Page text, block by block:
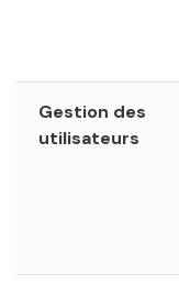
Gestion des
utilisateurs